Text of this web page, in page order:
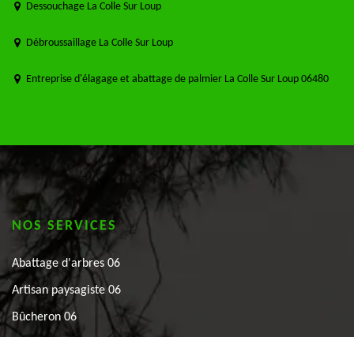
Dessouchage La Colle Sur Loup
Débroussaillage La Colle Sur Loup
Entreprise d'élagage et abattage de palmier La Colle Sur Loup 06480
NOS SERVICES
Abattage d'arbres 06
Artisan paysagiste 06
Bûcheron 06